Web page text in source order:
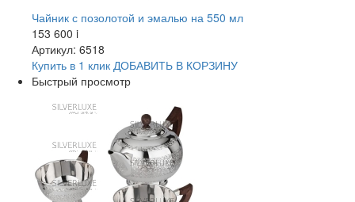
Чайник с позолотой и эмалью на 550 мл
153 600 i
Артикул: 6518
Купить в 1 клик ДОБАВИТЬ В КОРЗИНУ
Быстрый просмотр